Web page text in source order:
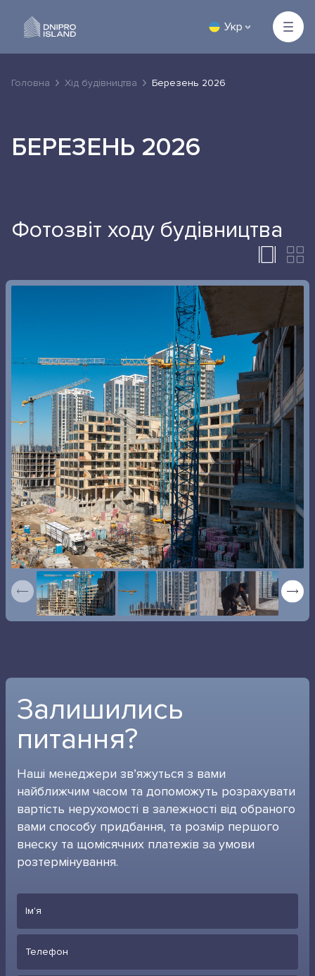
Укр
Головна Хід будівництва Березень 2026
БЕРЕЗЕНЬ 2026
Фотозвіт ходу будівництва
Залишились
питання?
Наші менеджери зв’яжуться з вами
найближчим часом та допоможуть розрахувати
вартість нерухомості в залежності від обраного
вами способу придбання, та розмір першого
внеску та щомісячних платежів за умови
розтермінування.